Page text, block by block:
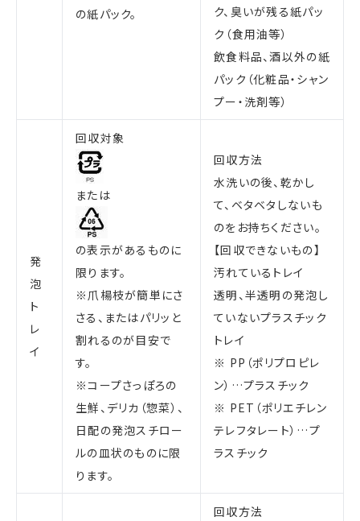
の紙パック。
ク、臭いが残る紙パッ
ク（食用油等）
飲食料品、酒以外の紙
パック（化粧品・シャン
プー・洗剤等）
発
泡
ト
レ
イ
回収対象
または
の表示があるものに
限ります。
※爪楊枝が簡単にさ
さる、またはパリッと
割れるのが目安で
す。
※コープさっぽろの
生鮮、デリカ（惣菜）、
日配の発泡スチロー
ルの皿状のものに限
ります。
回収方法
水洗いの後、乾かし
て、ベタベタしないも
のをお持ちください。
【回収できないもの】
汚れているトレイ
透明、半透明の発泡し
ていないプラスチック
トレイ
※ PP（ポリプロピレ
ン）…プラスチック
※ PET（ポリエチレン
テレフタレート）…プ
ラスチック
回収方法